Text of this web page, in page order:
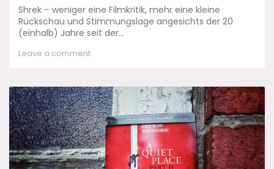
Shrek – weniger eine Filmkritik, mehr eine kleine
Rückschau und Stimmungslage angesichts der 20
(einhalb) Jahre seit der...
Leave a commenton
Zwanzigsten:
Der
Evergreen